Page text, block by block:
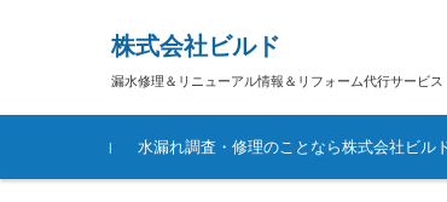
株式会社ビルド
漏水修理＆リニューアル情報＆リフォーム代行サービス
コンテンツに移動
水漏れ調査・修理のことなら株式会社ビル